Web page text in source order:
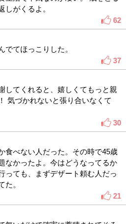
しがくるよ。
62
でてほっこりした。
37
してくれると、嬉しくてもっと親
気づかれないと張り合いなくて
30
食べない人だった。その時で45歳
なかったよ。今はどうなってるか
っても、まずデザート頼む人だっ
た。
21